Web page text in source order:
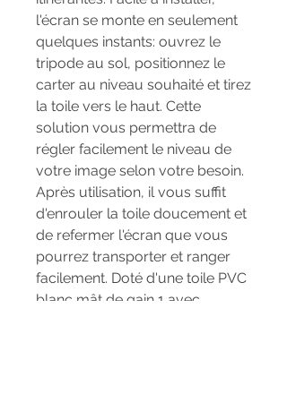
l'écran se monte en seulement
quelques instants: ouvrez le
tripode au sol, positionnez le
carter au niveau souhaité et tirez
la toile vers le haut. Cette
solution vous permettra de
régler facilement le niveau de
votre image selon votre besoin.
Après utilisation, il vous suffit
d'enrouler la toile doucement et
de refermer l'écran que vous
pourrez transporter et ranger
facilement. Doté d'une toile PVC
blanc mât de gain 1 avec